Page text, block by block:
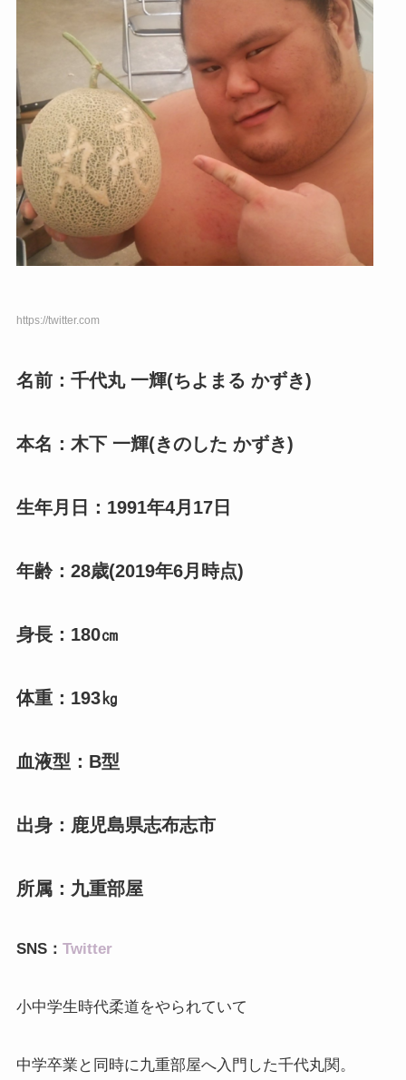
https://twitter.com
名前：千代丸 一輝(ちよまる かずき)
本名：木下 一輝(きのした かずき)
生年月日：1991年4月17日
年齢：28歳(2019年6月時点)
身長：180㎝
体重：193㎏
血液型：B型
出身：鹿児島県志布志市
所属：九重部屋
SNS： Twitter
小中学生時代柔道をやられていて
中学卒業と同時に九重部屋へ入門した千代丸関。